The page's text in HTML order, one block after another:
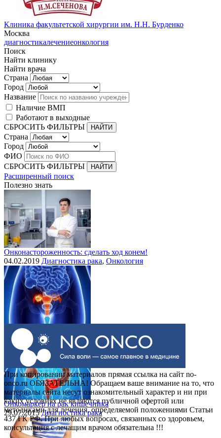
Клиника факультетской хирургии им. Н.Н. Бурденко
Москва
диагностикалечениеонкология
Поиск
Найти клинику
Найти врача
Страна
Город
Название
Наличие ВМП
Работают в выходные
СБРОСИТЬ ФИЛЬТРЫ
Страна
Город
ФИО
СБРОСИТЬ ФИЛЬТРЫ
Расширенный поиск
Полезно знать
Онконастороженность: сделать ход конем!
04.02.2019 Диагностика рака, Онкология
Выделения при раке шейки матки
30.07.2015 Рак шейки матки
Онкомаркер на рак кишечника
29.07.2015 Диагностика рака
При копировании материалов прямая ссылка на сайт no-
onco.ru ОБЯЗАТЕЛЬНА! Обращаем ваше внимание на то, что
материалы сайта несут ознакомительный характер и ни при
каких условиях не являются публичной офертой или
методиками для лечения, определяемой положениями Статьи
437 ГК РФ. При любых вопросах, связанных со здоровьем,
консультация с лечащим врачом обязательна !!!